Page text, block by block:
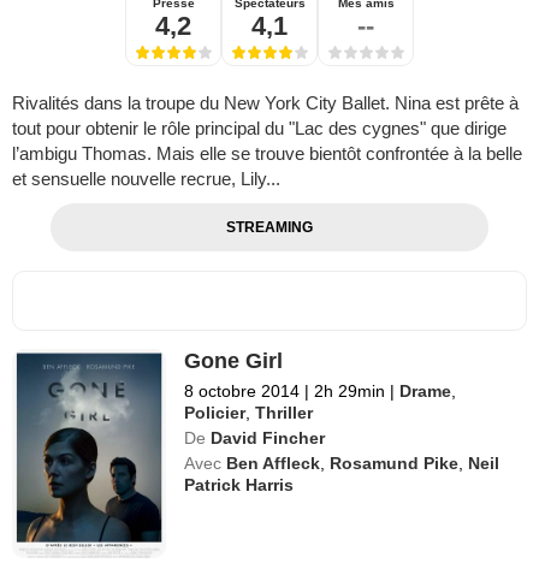
4,2 4,1 --
Rivalités dans la troupe du New York City Ballet. Nina est prête à
tout pour obtenir le rôle principal du "Lac des cygnes" que dirige
l’ambigu Thomas. Mais elle se trouve bientôt confrontée à la belle
et sensuelle nouvelle recrue, Lily...
STREAMING
Gone Girl
8 octobre 2014 | 2h 29min | Drame
Policier,Thriller
De David Fincher
Avec Ben Affleck Rosamund Pike Neil
Patrick Harris